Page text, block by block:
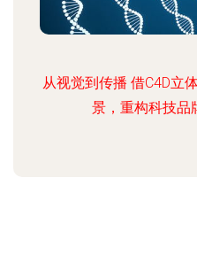
从视觉到传播 借C4D立
景，重构科技品